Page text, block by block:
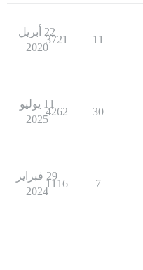
11
3721
22 أبريل
2020
30
4262
11 يوليو
2025
7
1116
29 فبراير
2024